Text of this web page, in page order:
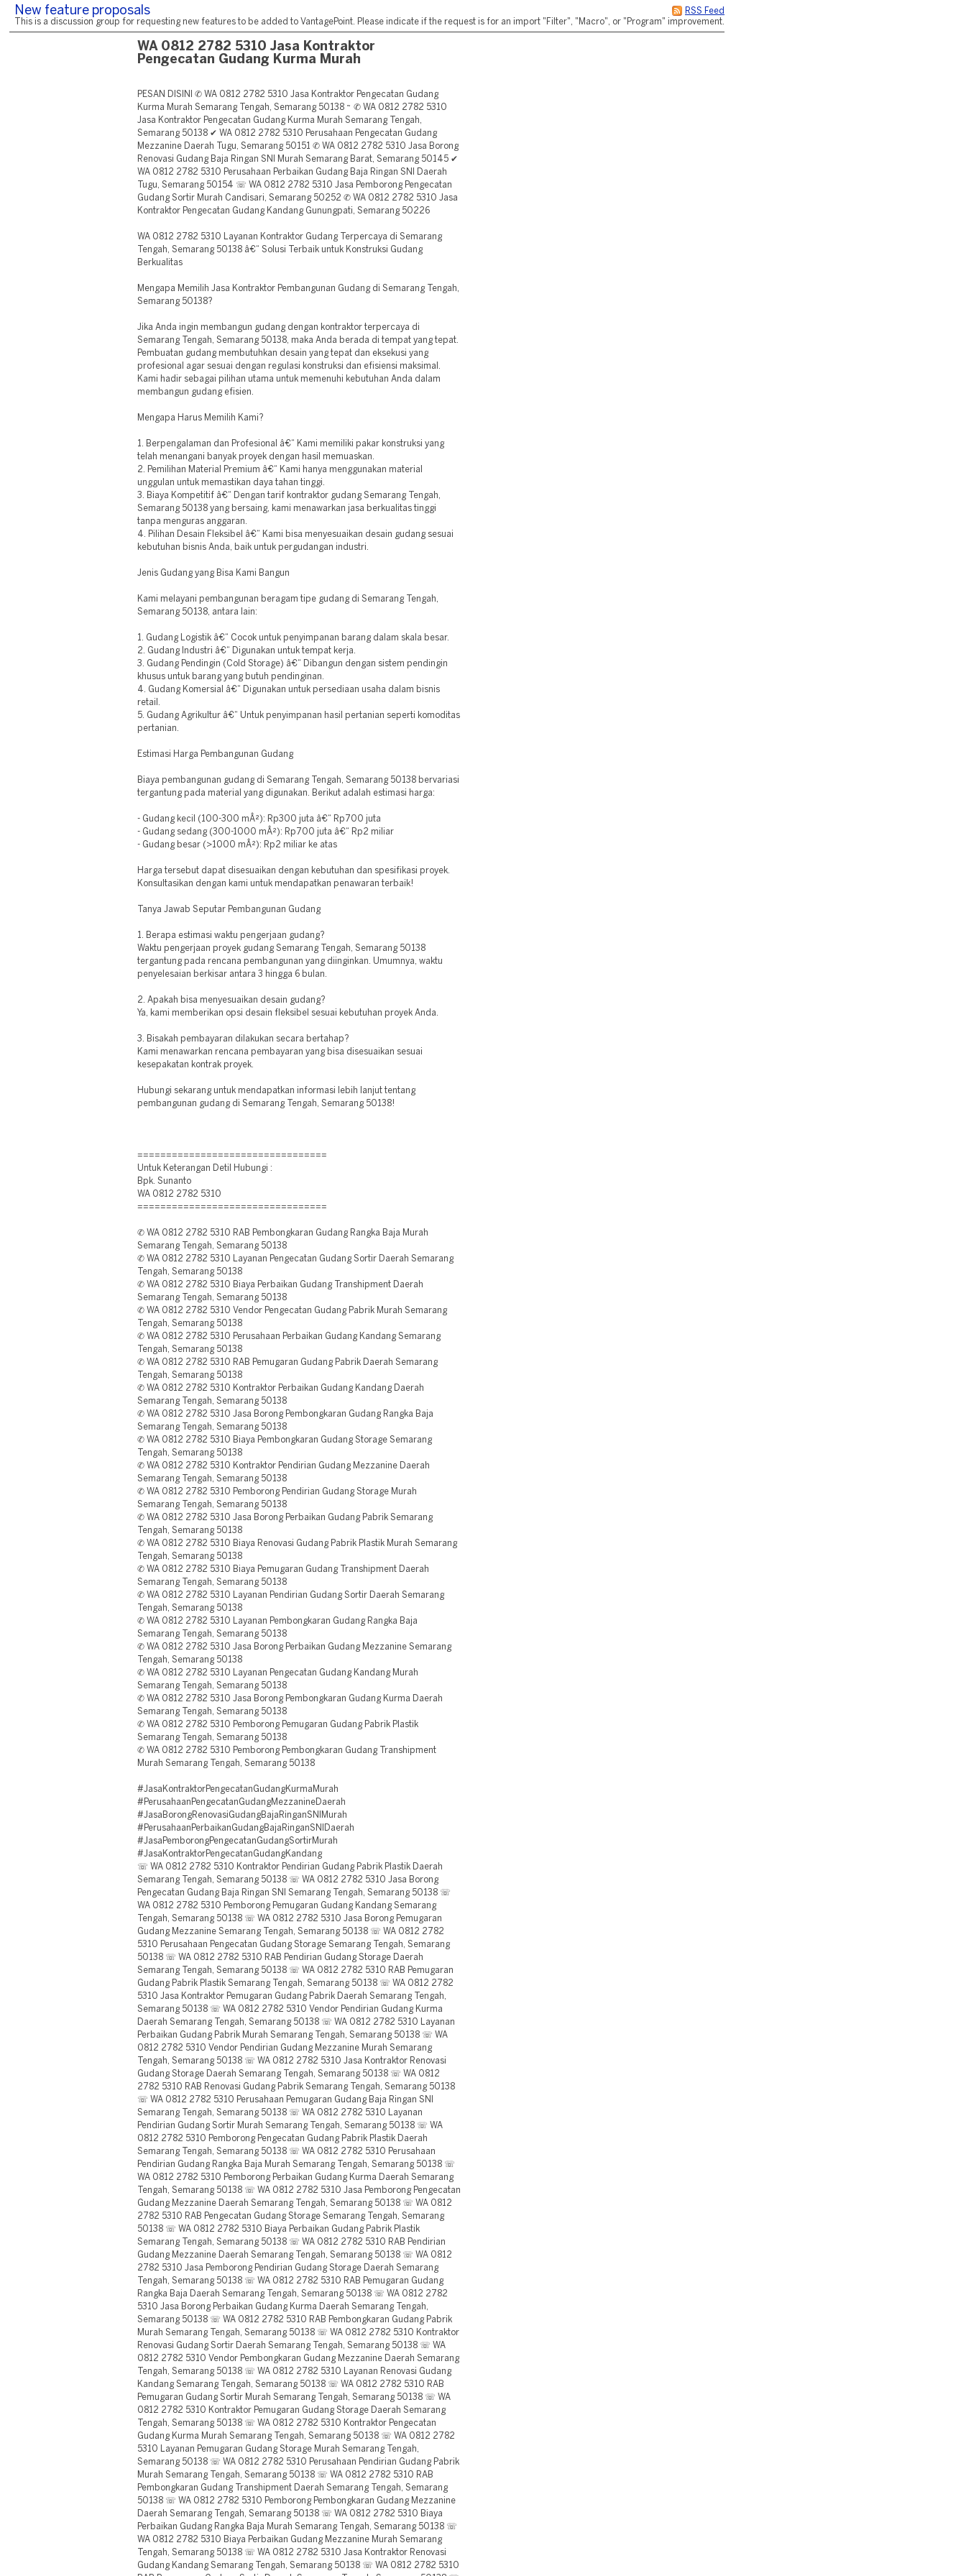
RSS Feed
New feature proposals
This is a discussion group for requesting new features to be added to VantagePoint. Please indicate if the request is for an import "Filter", "Macro", or "Program" improvement.
WA 0812 2782 5310 Jasa Kontraktor
Pengecatan Gudang Kurma Murah
PESAN DISINI ✆ WA 0812 2782 5310 Jasa Kontraktor Pengecatan Gudang
Kurma Murah Semarang Tengah, Semarang 50138 ~ ✆ WA 0812 2782 5310
Jasa Kontraktor Pengecatan Gudang Kurma Murah Semarang Tengah,
Semarang 50138 ✔ WA 0812 2782 5310 Perusahaan Pengecatan Gudang
Mezzanine Daerah Tugu, Semarang 50151 ✆ WA 0812 2782 5310 Jasa Borong
Renovasi Gudang Baja Ringan SNI Murah Semarang Barat, Semarang 50145 ✔
WA 0812 2782 5310 Perusahaan Perbaikan Gudang Baja Ringan SNI Daerah
Tugu, Semarang 50154 ☏ WA 0812 2782 5310 Jasa Pemborong Pengecatan
Gudang Sortir Murah Candisari, Semarang 50252 ✆ WA 0812 2782 5310 Jasa
Kontraktor Pengecatan Gudang Kandang Gunungpati, Semarang 50226
WA 0812 2782 5310 Layanan Kontraktor Gudang Terpercaya di Semarang
Tengah, Semarang 50138 â€“ Solusi Terbaik untuk Konstruksi Gudang
Berkualitas
Mengapa Memilih Jasa Kontraktor Pembangunan Gudang di Semarang Tengah,
Semarang 50138?
Jika Anda ingin membangun gudang dengan kontraktor terpercaya di
Semarang Tengah, Semarang 50138, maka Anda berada di tempat yang tepat.
Pembuatan gudang membutuhkan desain yang tepat dan eksekusi yang
profesional agar sesuai dengan regulasi konstruksi dan efisiensi maksimal.
Kami hadir sebagai pilihan utama untuk memenuhi kebutuhan Anda dalam
membangun gudang efisien.
Mengapa Harus Memilih Kami?
1. Berpengalaman dan Profesional â€“ Kami memiliki pakar konstruksi yang
telah menangani banyak proyek dengan hasil memuaskan.
2. Pemilihan Material Premium â€“ Kami hanya menggunakan material
unggulan untuk memastikan daya tahan tinggi.
3. Biaya Kompetitif â€“ Dengan tarif kontraktor gudang Semarang Tengah,
Semarang 50138 yang bersaing, kami menawarkan jasa berkualitas tinggi
tanpa menguras anggaran.
4. Pilihan Desain Fleksibel â€“ Kami bisa menyesuaikan desain gudang sesuai
kebutuhan bisnis Anda, baik untuk pergudangan industri.
Jenis Gudang yang Bisa Kami Bangun
Kami melayani pembangunan beragam tipe gudang di Semarang Tengah,
Semarang 50138, antara lain:
1. Gudang Logistik â€“ Cocok untuk penyimpanan barang dalam skala besar.
2. Gudang Industri â€“ Digunakan untuk tempat kerja.
3. Gudang Pendingin (Cold Storage) â€“ Dibangun dengan sistem pendingin
khusus untuk barang yang butuh pendinginan.
4. Gudang Komersial â€“ Digunakan untuk persediaan usaha dalam bisnis
retail.
5. Gudang Agrikultur â€“ Untuk penyimpanan hasil pertanian seperti komoditas
pertanian.
Estimasi Harga Pembangunan Gudang
Biaya pembangunan gudang di Semarang Tengah, Semarang 50138 bervariasi
tergantung pada material yang digunakan. Berikut adalah estimasi harga:
- Gudang kecil (100-300 mÂ²): Rp300 juta â€“ Rp700 juta
- Gudang sedang (300-1000 mÂ²): Rp700 juta â€“ Rp2 miliar
- Gudang besar (>1000 mÂ²): Rp2 miliar ke atas
Harga tersebut dapat disesuaikan dengan kebutuhan dan spesifikasi proyek.
Konsultasikan dengan kami untuk mendapatkan penawaran terbaik!
Tanya Jawab Seputar Pembangunan Gudang
1. Berapa estimasi waktu pengerjaan gudang?
Waktu pengerjaan proyek gudang Semarang Tengah, Semarang 50138
tergantung pada rencana pembangunan yang diinginkan. Umumnya, waktu
penyelesaian berkisar antara 3 hingga 6 bulan.
2. Apakah bisa menyesuaikan desain gudang?
Ya, kami memberikan opsi desain fleksibel sesuai kebutuhan proyek Anda.
3. Bisakah pembayaran dilakukan secara bertahap?
Kami menawarkan rencana pembayaran yang bisa disesuaikan sesuai
kesepakatan kontrak proyek.
Hubungi sekarang untuk mendapatkan informasi lebih lanjut tentang
pembangunan gudang di Semarang Tengah, Semarang 50138!
=================================
Untuk Keterangan Detil Hubungi :
Bpk. Sunanto
WA 0812 2782 5310
=================================
✆ WA 0812 2782 5310 RAB Pembongkaran Gudang Rangka Baja Murah
Semarang Tengah, Semarang 50138
✆ WA 0812 2782 5310 Layanan Pengecatan Gudang Sortir Daerah Semarang
Tengah, Semarang 50138
✆ WA 0812 2782 5310 Biaya Perbaikan Gudang Transhipment Daerah
Semarang Tengah, Semarang 50138
✆ WA 0812 2782 5310 Vendor Pengecatan Gudang Pabrik Murah Semarang
Tengah, Semarang 50138
✆ WA 0812 2782 5310 Perusahaan Perbaikan Gudang Kandang Semarang
Tengah, Semarang 50138
✆ WA 0812 2782 5310 RAB Pemugaran Gudang Pabrik Daerah Semarang
Tengah, Semarang 50138
✆ WA 0812 2782 5310 Kontraktor Perbaikan Gudang Kandang Daerah
Semarang Tengah, Semarang 50138
✆ WA 0812 2782 5310 Jasa Borong Pembongkaran Gudang Rangka Baja
Semarang Tengah, Semarang 50138
✆ WA 0812 2782 5310 Biaya Pembongkaran Gudang Storage Semarang
Tengah, Semarang 50138
✆ WA 0812 2782 5310 Kontraktor Pendirian Gudang Mezzanine Daerah
Semarang Tengah, Semarang 50138
✆ WA 0812 2782 5310 Pemborong Pendirian Gudang Storage Murah
Semarang Tengah, Semarang 50138
✆ WA 0812 2782 5310 Jasa Borong Perbaikan Gudang Pabrik Semarang
Tengah, Semarang 50138
✆ WA 0812 2782 5310 Biaya Renovasi Gudang Pabrik Plastik Murah Semarang
Tengah, Semarang 50138
✆ WA 0812 2782 5310 Biaya Pemugaran Gudang Transhipment Daerah
Semarang Tengah, Semarang 50138
✆ WA 0812 2782 5310 Layanan Pendirian Gudang Sortir Daerah Semarang
Tengah, Semarang 50138
✆ WA 0812 2782 5310 Layanan Pembongkaran Gudang Rangka Baja
Semarang Tengah, Semarang 50138
✆ WA 0812 2782 5310 Jasa Borong Perbaikan Gudang Mezzanine Semarang
Tengah, Semarang 50138
✆ WA 0812 2782 5310 Layanan Pengecatan Gudang Kandang Murah
Semarang Tengah, Semarang 50138
✆ WA 0812 2782 5310 Jasa Borong Pembongkaran Gudang Kurma Daerah
Semarang Tengah, Semarang 50138
✆ WA 0812 2782 5310 Pemborong Pemugaran Gudang Pabrik Plastik
Semarang Tengah, Semarang 50138
✆ WA 0812 2782 5310 Pemborong Pembongkaran Gudang Transhipment
Murah Semarang Tengah, Semarang 50138
#JasaKontraktorPengecatanGudangKurmaMurah
#PerusahaanPengecatanGudangMezzanineDaerah
#JasaBorongRenovasiGudangBajaRinganSNIMurah
#PerusahaanPerbaikanGudangBajaRinganSNIDaerah
#JasaPemborongPengecatanGudangSortirMurah
#JasaKontraktorPengecatanGudangKandang
☏ WA 0812 2782 5310 Kontraktor Pendirian Gudang Pabrik Plastik Daerah
Semarang Tengah, Semarang 50138 ☏ WA 0812 2782 5310 Jasa Borong
Pengecatan Gudang Baja Ringan SNI Semarang Tengah, Semarang 50138 ☏
WA 0812 2782 5310 Pemborong Pemugaran Gudang Kandang Semarang
Tengah, Semarang 50138 ☏ WA 0812 2782 5310 Jasa Borong Pemugaran
Gudang Mezzanine Semarang Tengah, Semarang 50138 ☏ WA 0812 2782
5310 Perusahaan Pengecatan Gudang Storage Semarang Tengah, Semarang
50138 ☏ WA 0812 2782 5310 RAB Pendirian Gudang Storage Daerah
Semarang Tengah, Semarang 50138 ☏ WA 0812 2782 5310 RAB Pemugaran
Gudang Pabrik Plastik Semarang Tengah, Semarang 50138 ☏ WA 0812 2782
5310 Jasa Kontraktor Pemugaran Gudang Pabrik Daerah Semarang Tengah,
Semarang 50138 ☏ WA 0812 2782 5310 Vendor Pendirian Gudang Kurma
Daerah Semarang Tengah, Semarang 50138 ☏ WA 0812 2782 5310 Layanan
Perbaikan Gudang Pabrik Murah Semarang Tengah, Semarang 50138 ☏ WA
0812 2782 5310 Vendor Pendirian Gudang Mezzanine Murah Semarang
Tengah, Semarang 50138 ☏ WA 0812 2782 5310 Jasa Kontraktor Renovasi
Gudang Storage Daerah Semarang Tengah, Semarang 50138 ☏ WA 0812
2782 5310 RAB Renovasi Gudang Pabrik Semarang Tengah, Semarang 50138
☏ WA 0812 2782 5310 Perusahaan Pemugaran Gudang Baja Ringan SNI
Semarang Tengah, Semarang 50138 ☏ WA 0812 2782 5310 Layanan
Pendirian Gudang Sortir Murah Semarang Tengah, Semarang 50138 ☏ WA
0812 2782 5310 Pemborong Pengecatan Gudang Pabrik Plastik Daerah
Semarang Tengah, Semarang 50138 ☏ WA 0812 2782 5310 Perusahaan
Pendirian Gudang Rangka Baja Murah Semarang Tengah, Semarang 50138 ☏
WA 0812 2782 5310 Pemborong Perbaikan Gudang Kurma Daerah Semarang
Tengah, Semarang 50138 ☏ WA 0812 2782 5310 Jasa Pemborong Pengecatan
Gudang Mezzanine Daerah Semarang Tengah, Semarang 50138 ☏ WA 0812
2782 5310 RAB Pengecatan Gudang Storage Semarang Tengah, Semarang
50138 ☏ WA 0812 2782 5310 Biaya Perbaikan Gudang Pabrik Plastik
Semarang Tengah, Semarang 50138 ☏ WA 0812 2782 5310 RAB Pendirian
Gudang Mezzanine Daerah Semarang Tengah, Semarang 50138 ☏ WA 0812
2782 5310 Jasa Pemborong Pendirian Gudang Storage Daerah Semarang
Tengah, Semarang 50138 ☏ WA 0812 2782 5310 RAB Pemugaran Gudang
Rangka Baja Daerah Semarang Tengah, Semarang 50138 ☏ WA 0812 2782
5310 Jasa Borong Perbaikan Gudang Kurma Daerah Semarang Tengah,
Semarang 50138 ☏ WA 0812 2782 5310 RAB Pembongkaran Gudang Pabrik
Murah Semarang Tengah, Semarang 50138 ☏ WA 0812 2782 5310 Kontraktor
Renovasi Gudang Sortir Daerah Semarang Tengah, Semarang 50138 ☏ WA
0812 2782 5310 Vendor Pembongkaran Gudang Mezzanine Daerah Semarang
Tengah, Semarang 50138 ☏ WA 0812 2782 5310 Layanan Renovasi Gudang
Kandang Semarang Tengah, Semarang 50138 ☏ WA 0812 2782 5310 RAB
Pemugaran Gudang Sortir Murah Semarang Tengah, Semarang 50138 ☏ WA
0812 2782 5310 Kontraktor Pemugaran Gudang Storage Daerah Semarang
Tengah, Semarang 50138 ☏ WA 0812 2782 5310 Kontraktor Pengecatan
Gudang Kurma Murah Semarang Tengah, Semarang 50138 ☏ WA 0812 2782
5310 Layanan Pemugaran Gudang Storage Murah Semarang Tengah,
Semarang 50138 ☏ WA 0812 2782 5310 Perusahaan Pendirian Gudang Pabrik
Murah Semarang Tengah, Semarang 50138 ☏ WA 0812 2782 5310 RAB
Pembongkaran Gudang Transhipment Daerah Semarang Tengah, Semarang
50138 ☏ WA 0812 2782 5310 Pemborong Pembongkaran Gudang Mezzanine
Daerah Semarang Tengah, Semarang 50138 ☏ WA 0812 2782 5310 Biaya
Perbaikan Gudang Rangka Baja Murah Semarang Tengah, Semarang 50138 ☏
WA 0812 2782 5310 Biaya Perbaikan Gudang Mezzanine Murah Semarang
Tengah, Semarang 50138 ☏ WA 0812 2782 5310 Jasa Kontraktor Renovasi
Gudang Kandang Semarang Tengah, Semarang 50138 ☏ WA 0812 2782 5310